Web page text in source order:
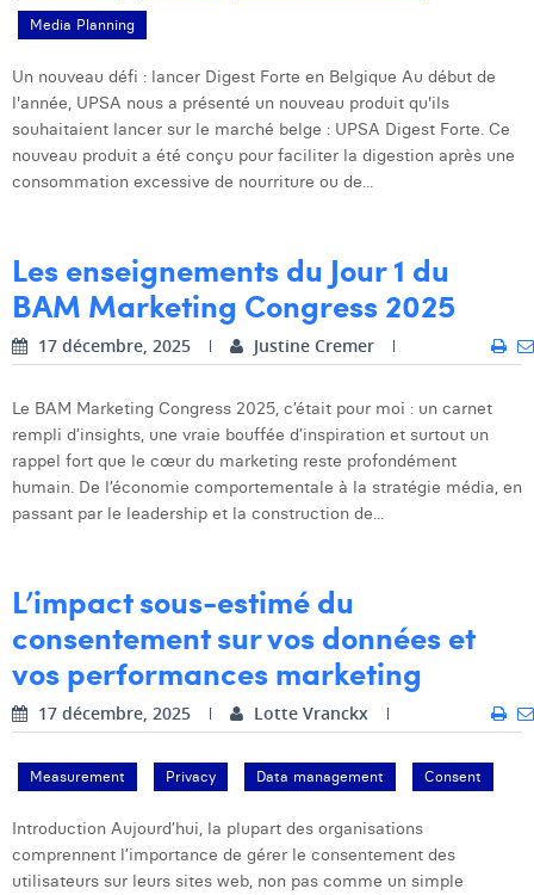
Justine Cremer
Laura Rooseleer
Laura Verhelst
Lena Pignoloni
Linda Kraim
Lisa Protin
Lore Fierens
Lotte Vranckx
Louis Nassogne
Lucas Taels
Margaux Marien
Margaux Snakkers
Mathias Segers
Matthias Langenaeker
Ninon Chevalier
Olivia Lohest
Pieter Maesmans
Media Planning
Un nouveau défi : lancer Digest Forte en Belgique Au début de
l'année, UPSA nous a présenté un nouveau produit qu'ils
souhaitaient lancer sur le marché belge : UPSA Digest Forte. Ce
nouveau produit a été conçu pour faciliter la digestion après une
consommation excessive de nourriture ou de...
Les enseignements du Jour 1 du
BAM Marketing Congress 2025
17 décembre, 2025 Justine Cremer
Le BAM Marketing Congress 2025, c’était pour moi : un carnet
rempli d’insights, une vraie bouffée d’inspiration et surtout un
rappel fort que le cœur du marketing reste profondément
humain. De l’économie comportementale à la stratégie média, en
passant par le leadership et la construction de...
L’impact sous-estimé du
consentement sur vos données et
vos performances marketing
17 décembre, 2025 Lotte Vranckx
Measurement Privacy Data management Consent
Introduction Aujourd’hui, la plupart des organisations
comprennent l’importance de gérer le consentement des
utilisateurs sur leurs sites web, non pas comme un simple